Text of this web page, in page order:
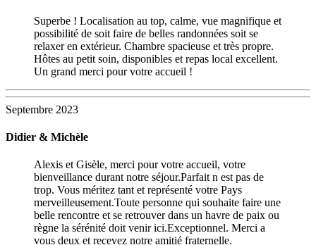
Superbe ! Localisation au top, calme, vue magnifique et
possibilité de soit faire de belles randonnées soit se
relaxer en extérieur. Chambre spacieuse et très propre.
Hôtes au petit soin, disponibles et repas local excellent.
Un grand merci pour votre accueil !
Septembre 2023
Didier & Michèle
Alexis et Gisèle, merci pour votre accueil, votre
bienveillance durant notre séjour.Parfait n est pas de
trop. Vous méritez tant et représenté votre Pays
merveilleusement.Toute personne qui souhaite faire une
belle rencontre et se retrouver dans un havre de paix ou
règne la sérénité doit venir ici.Exceptionnel. Merci a
vous deux et recevez notre amitié fraternelle.